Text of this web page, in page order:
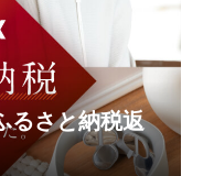
るさと納税返